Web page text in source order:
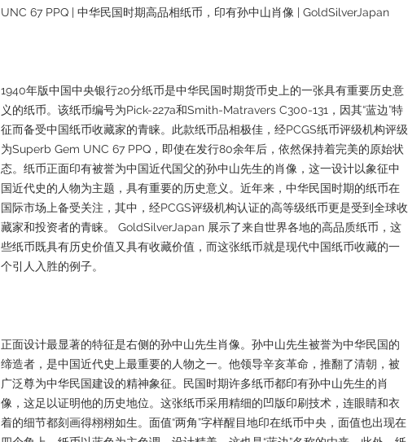
UNC 67 PPQ | 中华民国时期高品相纸币，印有孙中山肖像 | GoldSilverJapan
1940年版中国中央银行20分纸币是中华民国时期货币史上的一张具有重要历史意
义的纸币。该纸币编号为Pick-227a和Smith-Matravers C300-131，因其“蓝边”特
征而备受中国纸币收藏家的青睐。此款纸币品相极佳，经PCGS纸币评级机构评级
为Superb Gem UNC 67 PPQ，即使在发行80余年后，依然保持着完美的原始状
态。纸币正面印有被誉为中国近代国父的孙中山先生的肖像，这一设计以象征中
国近代史的人物为主题，具有重要的历史意义。近年来，中华民国时期的纸币在
国际市场上备受关注，其中，经PCGS评级机构认证的高等级纸币更是受到全球收
藏家和投资者的青睐。 GoldSilverJapan 展示了来自世界各地的高品质纸币，这
些纸币既具有历史价值又具有收藏价值，而这张纸币就是现代中国纸币收藏的一
个引人入胜的例子。
正面设计最显著的特征是右侧的孙中山先生肖像。孙中山先生被誉为中华民国的
缔造者，是中国近代史上最重要的人物之一。他领导辛亥革命，推翻了清朝，被
广泛尊为中华民国建设的精神象征。民国时期许多纸币都印有孙中山先生的肖
像，这足以证明他的历史地位。这张纸币采用精细的凹版印刷技术，连眼睛和衣
着的细节都刻画得栩栩如生。面值“两角”字样醒目地印在纸币中央，面值也出现在